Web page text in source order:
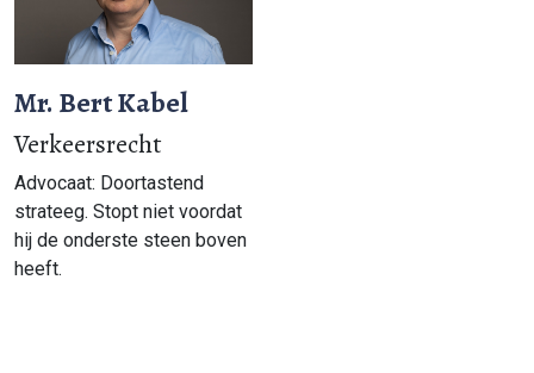
Mr. Bert Kabel
Verkeersrecht
Advocaat: Doortastend
strateeg. Stopt niet voordat
hij de onderste steen boven
heeft.